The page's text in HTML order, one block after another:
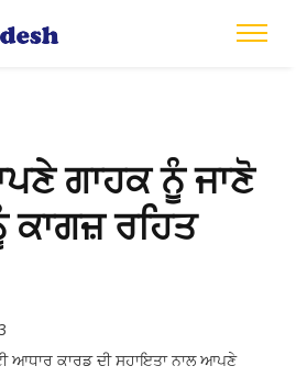
ਗਾਹਕ ਨੂੰ ਜਾਣੋ
ਰਹਿਤ
ਆਧਾਰ ਕਾਰਡ ਦੀ ਸਹਾਇਤਾ ਨਾਲ ਆਪਣੇ